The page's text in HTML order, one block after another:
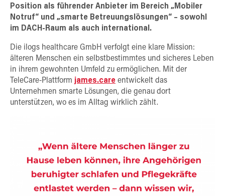
Position als führender Anbieter im Bereich „Mobiler
Notruf“ und „smarte Betreuungslösungen“ – sowohl
im DACH-Raum als auch international.
Die ilogs healthcare GmbH verfolgt eine klare Mission:
älteren Menschen ein selbstbestimmtes und sicheres Leben
in ihrem gewohnten Umfeld zu ermöglichen. Mit der
TeleCare-Plattform james.care entwickelt das
Unternehmen smarte Lösungen, die genau dort
unterstützen, wo es im Alltag wirklich zählt.